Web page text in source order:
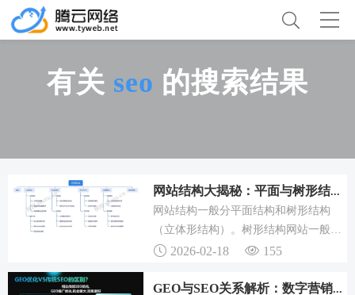
有关 seo 的搜索结果
网站结构大揭秘：平面与树形结构优劣势及SEO优化要点
网站结构一般分平面结构和树形结构
（立体形结构）。树形结构网站一般适
合大中型网站，树形结构网站特点：网
相互链接，每个页面链接首页和所属频
2026-02-18 155
GEO与SEO关系解析：数字营销需两者协同的混合模式